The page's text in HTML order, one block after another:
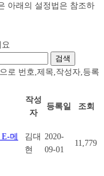
아래의 설정법은 참조하
검색
로 번호,제목,작성자,등록
작성
자
등록일 조회
메
김대
현
2020-
09-01
11,779